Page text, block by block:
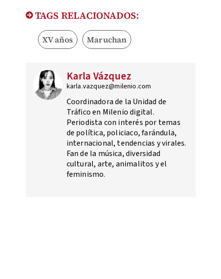
TAGS RELACIONADOS:
XV años Maruchan
Karla Vázquez
karla.vazquez@milenio.com
Coordinadora de la Unidad de
Tráfico en Milenio digital.
Periodista con interés por temas
de política, policiaco, farándula,
internacional, tendencias y virales.
Fan de la música, diversidad
cultural, arte, animalitos y el
feminismo.